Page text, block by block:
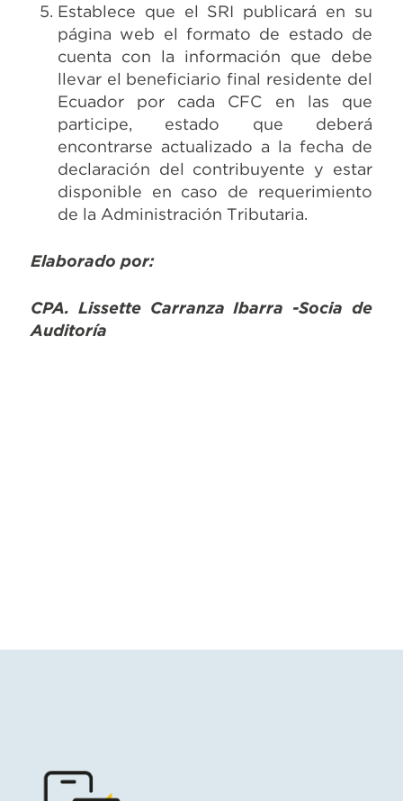
Establece que el SRI publicará en su
página web el formato de estado de
cuenta con la información que debe
llevar el beneficiario final residente del
Ecuador por cada CFC en las que
participe, estado que deberá
encontrarse actualizado a la fecha de
declaración del contribuyente y estar
disponible en caso de requerimiento
de la Administración Tributaria.
Elaborado por:
CPA. Lissette Carranza Ibarra -Socia de
Auditoría